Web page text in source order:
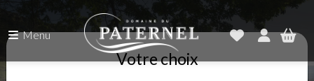
Menu
Votre choix